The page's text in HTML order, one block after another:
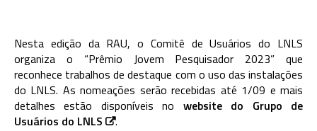
Nesta edição da RAU, o Comitê de Usuários do LNLS
organiza o “Prêmio Jovem Pesquisador 2023” que
reconhece trabalhos de destaque com o uso das instalações
do LNLS. As nomeações serão recebidas até 1/09 e mais
detalhes estão disponíveis no website do Grupo de
Usuários do LNLS
.